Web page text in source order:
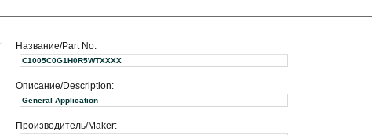
Название/Part No:
C1005C0G1H0R5WTXXXX
Описание/Description:
General Application
Производитель/Maker: